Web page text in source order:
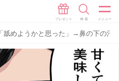
「舐めようかと思った」→鼻の下の汗